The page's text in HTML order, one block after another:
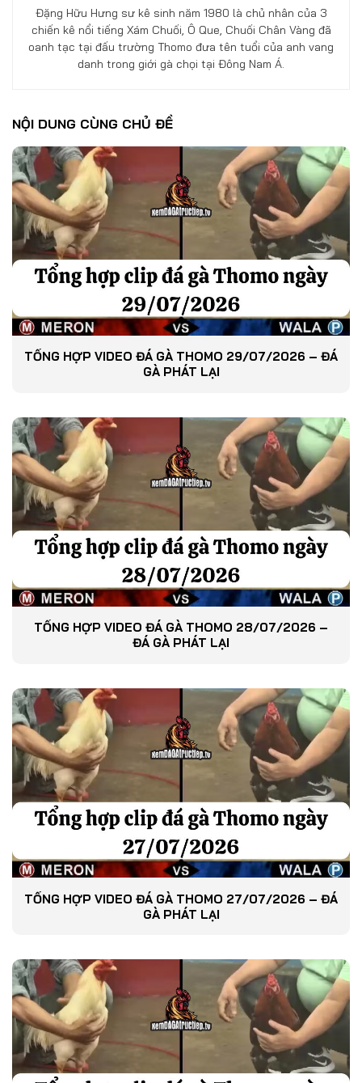
Đặng Hữu Hưng sư kê sinh năm 1980 là chủ nhân của 3
chiến kê nổi tiếng Xám Chuối, Ô Que, Chuối Chân Vàng đã
oanh tạc tại đấu trường Thomo đưa tên tuổi của anh vang
danh trong giới gà chọi tại Đông Nam Á.
NỘI DUNG CÙNG CHỦ ĐỀ
TỔNG HỢP VIDEO ĐÁ GÀ THOMO 29/07/2026 – ĐÁ
GÀ PHÁT LẠI
TỔNG HỢP VIDEO ĐÁ GÀ THOMO 28/07/2026 –
ĐÁ GÀ PHÁT LẠI
TỔNG HỢP VIDEO ĐÁ GÀ THOMO 27/07/2026 – ĐÁ
GÀ PHÁT LẠI